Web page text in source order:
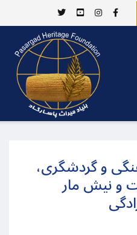
و گردشگری،
و نیش مار